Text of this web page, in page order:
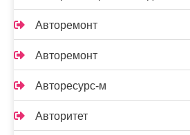
Авторемонт
Авторемонт
Авторесурс-м
Авторитет